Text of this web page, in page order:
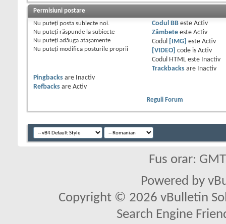
Permisiuni postare
Nu puteţi posta subiecte noi.
Nu puteţi răspunde la subiecte
Nu puteţi adăuga ataşamente
Nu puteţi modifica posturile proprii
Codul BBeste Activ
Zâmbeteeste Activ
Codul
[IMG] este Activ
[VIDEO]
code is Activ
Codul HTML este
Inactiv
Trackbacksare
Inactiv
Pingbacks are
Inactiv
Refbacks are Activ
Reguli Forum
Fus orar:
Powered by
Copyright © 2026 vBulletin
Search Engine